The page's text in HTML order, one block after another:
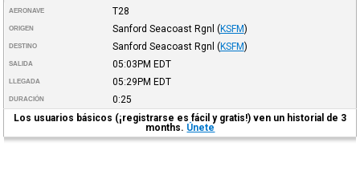
AERONAVE T28
ORIGEN Sanford Seacoast Rgnl (KSFM)
DESTINO Sanford Seacoast Rgnl (KSFM)
SALIDA 05:03PM EDT
LLEGADA 05:29PM EDT
DURACIÓN
0:25
Los usuarios básicos (¡registrarse es fácil y gratis!) ven un historial de 3
months. Únete